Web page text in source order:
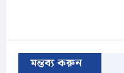
মন্তব্য করুন